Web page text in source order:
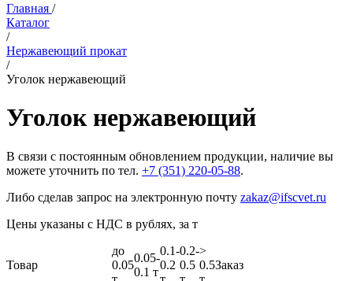
Главная /
Каталог
/
Нержавеющий прокат
/
Уголок нержавеющий
Уголок нержавеющий
В связи с постоянным обновлением продукции, наличие вы
можете уточнить по тел. +7 (351) 220-05-88.
Либо сделав запрос на электронную почту zakaz@ifscvet.ru
Цены указаны с НДС в рублях, за т
Товар
до
0.05
0.05-
0.1 т
0.1-
0.2
0.2-
0.5
>
0.5Заказ